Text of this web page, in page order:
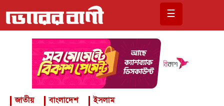
☰
জাতীয় বাংলাদেশ ইসলাম